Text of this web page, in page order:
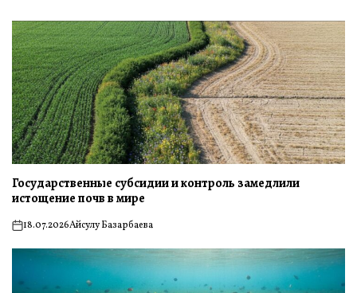
Государственные субсидии и контроль замедлили
истощение почв в мире
on18.07.2026Айсулу Базарбаева